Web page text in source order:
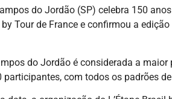
do Jordão (SP) celebra 150
by Tour de France e confirmou a
do Jordão é considerada a
participantes, com todos os padrões